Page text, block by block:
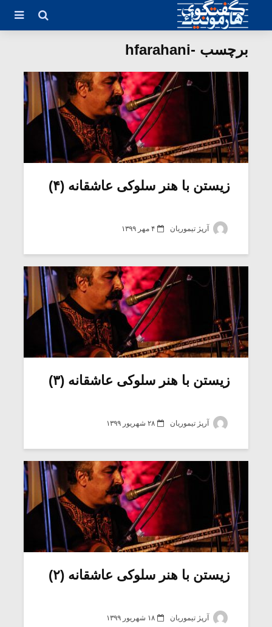
برچسب -hfarahani
زیستن با هنر سلوکی عاشقانه (۴)
آرپژ تیموریان ۴ مهر ۱۳۹۹
زیستن با هنر سلوکی عاشقانه (۳)
آرپژ تیموریان ۲۸ شهریور ۱۳۹۹
زیستن با هنر سلوکی عاشقانه (۲)
آرپژ تیموریان ۱۸ شهریور ۱۳۹۹